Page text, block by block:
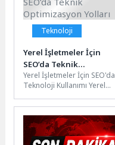
Teknoloji
Yerel İşletmeler İçin
SEO’da Teknik
Optimizasyon Yolları
Yerel İşletmeler İçin SEO'da
Teknoloji Kullanımı Yerel
çalışmaları, teknolojinin
sağladığı imkanlardan
yararlanarak...